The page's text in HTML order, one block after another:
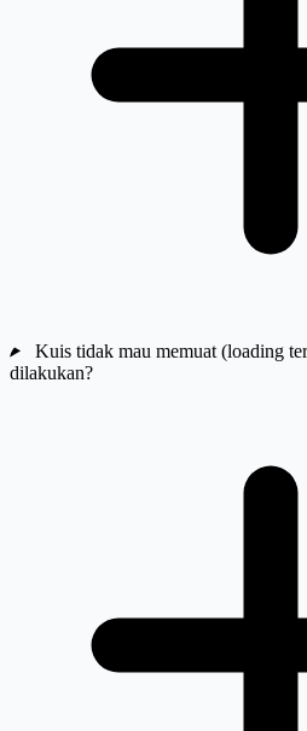
Kuis tidak mau memuat (loading
dilakukan?